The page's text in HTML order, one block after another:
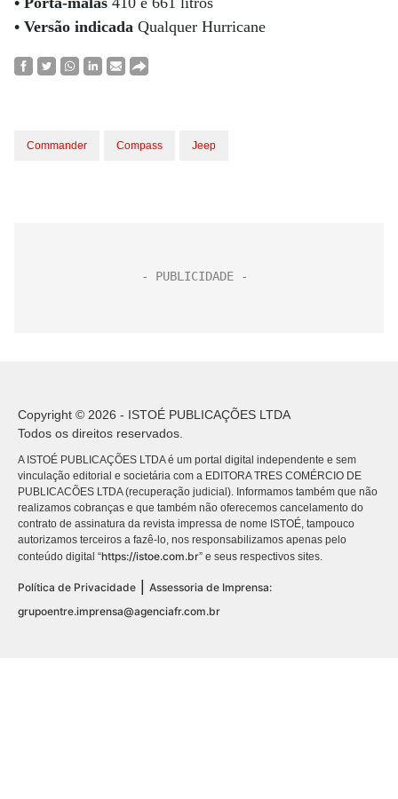
• Versão indicada Qualquer Hurricane
Commander Compass Jeep
Copyright © 2026 - ISTOÉ PUBLICAÇÕES LTDA
Todos os direitos reservados.
A ISTOÉ PUBLICAÇÕES LTDA é um portal digital independente e sem
vinculação editorial e societária com a EDITORA TRES COMÉRCIO DE
PUBLICACÕES LTDA (recuperação judicial). Informamos também que não
realizamos cobranças e que também não oferecemos cancelamento do
contrato de assinatura da revista impressa de nome ISTOÉ, tampouco
autorizamos terceiros a fazê-lo, nos responsabilizamos apenas pelo
conteúdo digital “https://istoe.com.br” e seus respectivos sites.
Política de Privacidade
Assessoria de Imprensa:
grupoentre.imprensa@agenciafr.com.br